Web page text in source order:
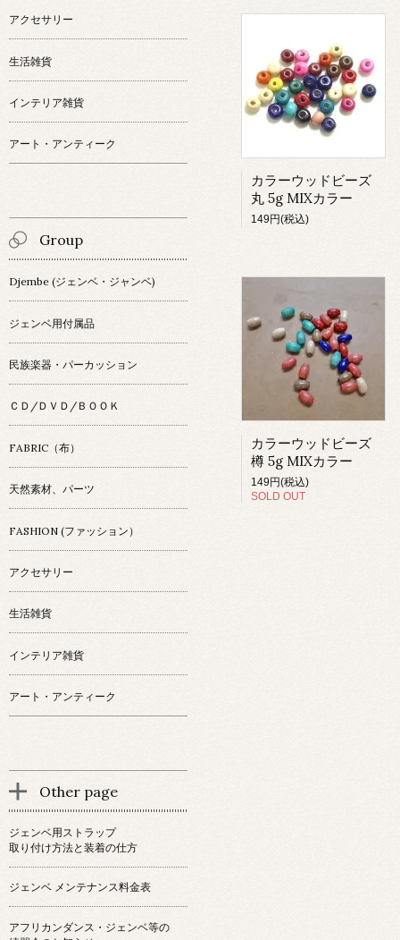
カラーウッドビーズ
丸 5g MIXカラー
149円(税込)
カラーウッドビーズ
樽 5g MIXカラー
149円(税込)
SOLD OUT
アクセサリー
生活雑貨
インテリア雑貨
アート・アンティーク
Group
Djembe (ジェンベ・ジャンベ)
ジェンベ用付属品
民族楽器・パーカッション
ＣＤ/ＤＶＤ/ＢＯＯＫ
FABRIC（布）
天然素材、パーツ
FASHION (ファッション）
アクセサリー
生活雑貨
インテリア雑貨
アート・アンティーク
Other page
ジェンベ用ストラップ
取り付け方法と装着の仕方
ジェンベ メンテナンス料金表
アフリカンダンス・ジェンベ等の